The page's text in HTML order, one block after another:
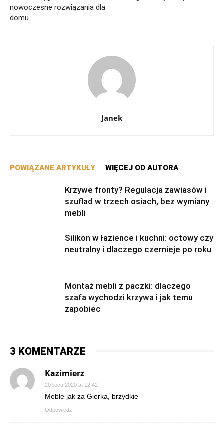
nowoczesne rozwiązania dla
domu
Janek
POWIĄZANE ARTYKUŁY WIĘCEJ OD AUTORA
Krzywe fronty? Regulacja zawiasów i
szuflad w trzech osiach, bez wymiany
mebli
Silikon w łazience i kuchni: octowy czy
neutralny i dlaczego czernieje po roku
Montaż mebli z paczki: dlaczego
szafa wychodzi krzywa i jak temu
zapobiec
3 KOMENTARZE
Kazimierz
20 lipca 2020 at 12:42
Meble jak za Gierka, brzydkie
Odpowiedz